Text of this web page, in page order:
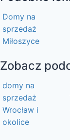
Domy na
sprzedaż
Miłoszyce
Zobacz
domy na
sprzedaż
Wrocław i
okolice